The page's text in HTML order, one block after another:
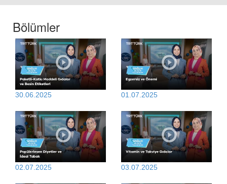
Bölümler
30.06.2025 01.07.2025
02.07.2025 03.07.2025